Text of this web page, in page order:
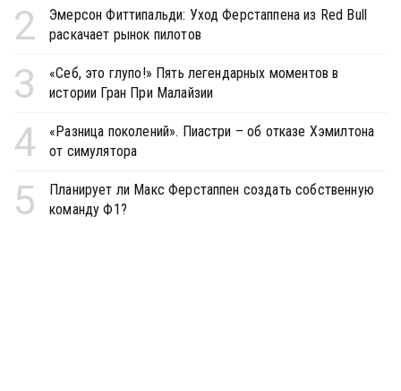
2
Эмерсон Фиттипальди: Уход Ферстаппена из Red Bull
раскачает рынок пилотов
3
«Себ, это глупо!» Пять легендарных моментов в
истории Гран При Малайзии
4
«Разница поколений». Пиастри – об отказе Хэмилтона
от симулятора
5
Планирует ли Макс Ферстаппен создать собственную
команду Ф1?